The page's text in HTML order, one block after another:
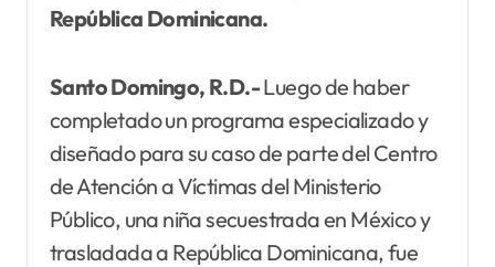
República Dominicana.
Santo Domingo, R.D.-Luego de haber
completado un programa especializado y
diseñado para su caso de parte del Centro
de Atención a Víctimas del Ministerio
Público, una niña secuestrada en México y
trasladada a República Dominicana, fue